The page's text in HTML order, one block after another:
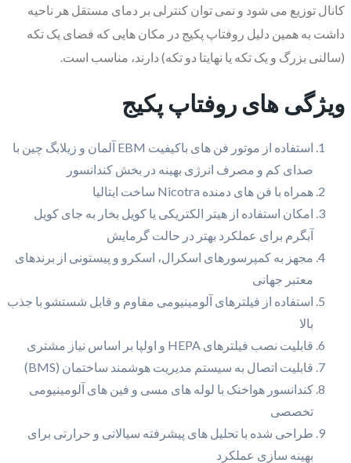
کانال توزیع می شود و نمی توان کنترلی بر دمای مستقل هر ناحیه
داشت به همین دلیل روفتاپ پکیج در مکان هایی که فضای یک تکه
(سالنی بزرگ و یک تکه یا نهایتا دو تکه) دارند، مناسب است.
ویژگی های روفتاپ پکیج‌
استفاده از موتور فن های باکیفیت EBM آلمان و زیلابگ چین با
صدای کم و مصرف انرژی بهینه در بخش کندانسور
همراه با فن های دمنده Nicotra ساخت ایتالیا
امکان استفاده از هیتر الکتریکی یا کویل بخار به جای کویل
آبگرم برای عملکرد بهتر در حالت گرمایش
مجهز به کمپرسورهای اسکرال، اسکرو و پیستونی از برندهای
معتبر جهانی
استفاده از فیلترهای آلومینیومی مقاوم و قابل شستشو با جذب
بالا
قابلیت نصب فیلترهای HEPA و اولپا بر اساس نیاز مشتری
قابلیت اتصال به سیستم مدیریت هوشمند ساختمان (BMS)
کندانسور هواخنک با لوله های مسی و فین های آلومینیومی
تخصصی
طراحی شده با تحلیل های پیشرفته سیالاتی و حرارتی برای
بهینه سازی عملکرد